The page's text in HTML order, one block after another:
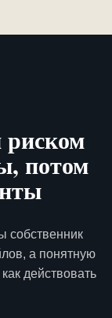
потом
собственник
а понятную
действовать